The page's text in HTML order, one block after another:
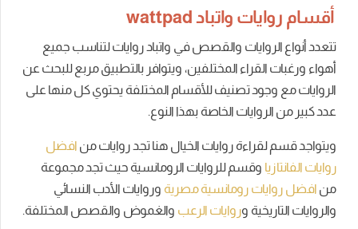
أقسام روايات واتباد wattpad
تتعدد أنواع الروايات والقصص في واتباد روايات لتناسب جميع
أهواء ورغبات القراء المختلفين، ويتوافر بالتطبيق مربع للبحث عن
الروايات مع وجود تصنيف للأقسام المختلفة يحتوي كل منها على
عدد كبير من الروايات الخاصة بهذا النوع.
ويتواجد قسم لقراءة روايات الخيال هنا تجد روايات من افضل
روايات الفانتازيا وقسم للروايات الرومانسية حيث تجد مجموعة
من افضل روايات رومانسية مصرية وروايات الأدب النسائي
والروايات التاريخية وروايات الرعب والغموض والقصص المختلفة.